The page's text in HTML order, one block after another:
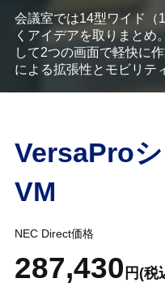
会議室では14型ワイド（
くアイデアを取りまとめ。
して2つの画面で軽快に
による拡張性とモビリテ
VersaPro
VM
NEC Direct価格
287,430 円(税